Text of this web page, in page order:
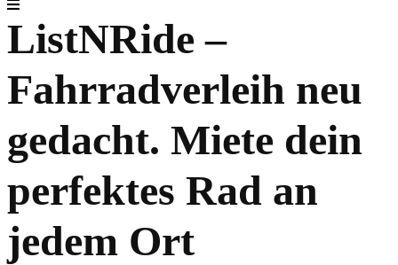
ListNRide –
Fahrradverleih neu
gedacht. Miete dein
perfektes Rad an
jedem Ort